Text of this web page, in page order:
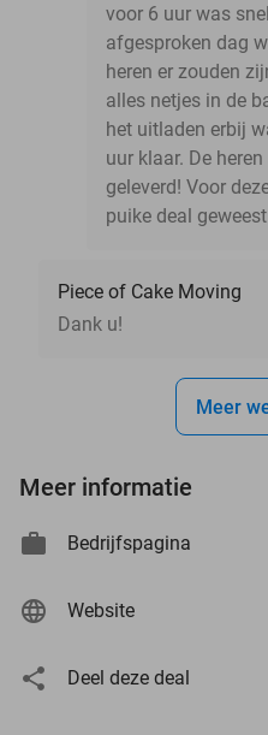
voor 6 uur was
afgesproken dag
heren er zouden
alles netjes in de
het uitladen erbij
uur klaar. De
geleverd! Voor
puike deal
Piece of Cake Moving
Dank u!
Meer
Meer informatie
Bedrijfspagina
Website
Deel deze deal